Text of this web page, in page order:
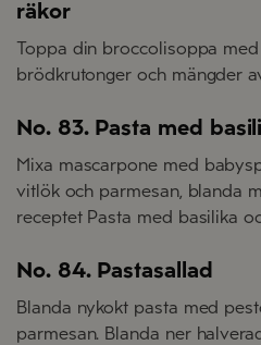
räkor
Toppa din broccolisoppa med
brödkrutonger och mängder
No. 83. Pasta med
Mixa mascarpone med
vitlök och parmesan, blanda
receptet Pasta med basilika
No. 84. Pastasallad
Blanda nykokt pasta med
parmesan. Blanda ner